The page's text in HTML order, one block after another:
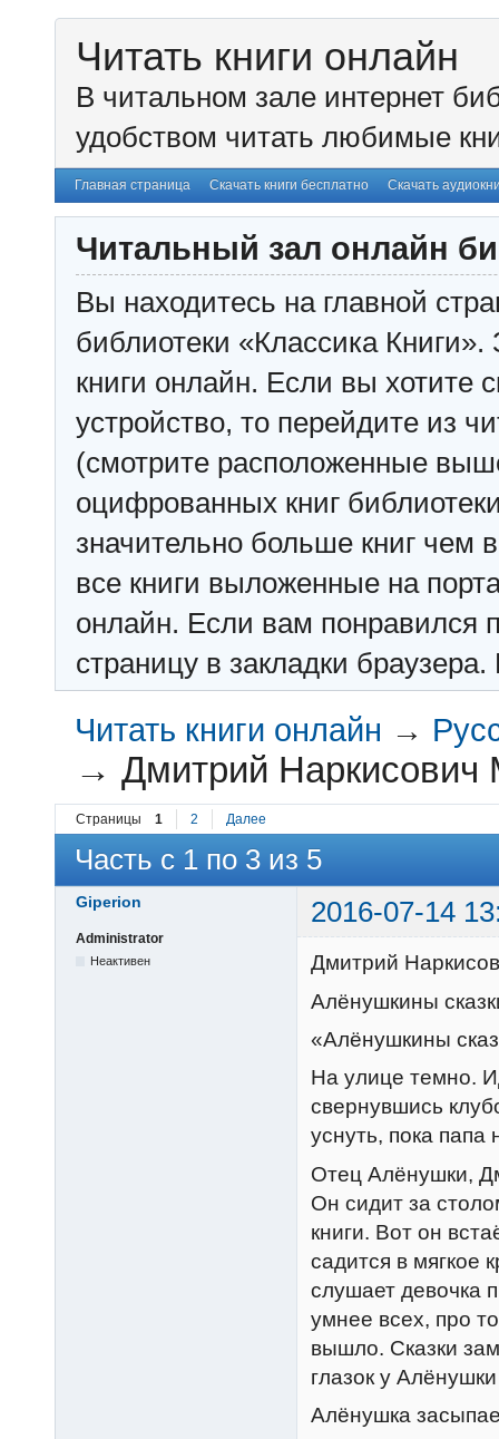
Читать книги онлайн
В читальном зале интернет
удобством читать любимые
Главная страница Скачать книги бесплатно Скачать
Читальный зал онлайн
Вы находитесь на главной
библиотеки «Классика
книги онлайн. Если вы хотите
устройство, то перейдите из
(смотрите расположенные
оцифрованных книг
значительно больше книг чем
все книги выложенные на
онлайн. Если вам понравился
страницу в закладки
Читать книги онлайн →
→Дмитрий
Страницы 1 2 Далее
Часть с 1 по 3 из 5
Giperion 2016-07-14
Administrator
Неактивен
Дмитрий
Алёнушкины
«Алёнушкины
На улице темно.
свернувшись
уснуть, пока папа
Отец Алёнушки,
Он сидит за
книги. Вот он
садится в мягкое
слушает девочка
умнее всех, про
вышло. Сказки
глазок у
Алёнушка